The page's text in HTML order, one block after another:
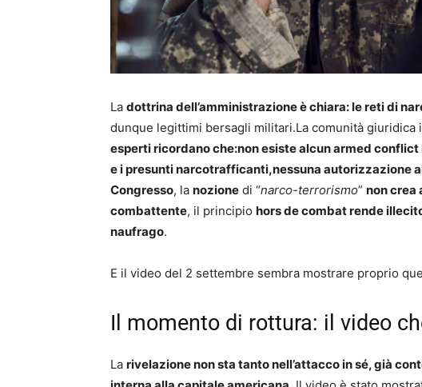
La dottrina dell’amministrazione è chiara: le reti di
dunque legittimi bersagli militari.La comunità giuridica
esperti ricordano che:non esiste alcun armed
e i presunti narcotrafficanti,nessuna autorizzazione
Congresso, la nozione di “narco-terrorismo” non crea
combattente, il principio hors de combat rende
naufrago.
E il video del 2 settembre sembra mostrare proprio
Il momento di rottura: il video
La rivelazione non sta tanto nell’attacco in sé, già